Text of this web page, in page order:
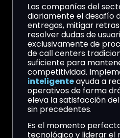
Las compañías del
diariamente el desafío
entregas, mitigar
resolver dudas de
exclusivamente de
de call centers
suficiente para
competitividad.
inteligenteayuda a
operativos de forma
eleva la satisfacción
sin precedentes.
Es el momento
tecnológico y liderar el